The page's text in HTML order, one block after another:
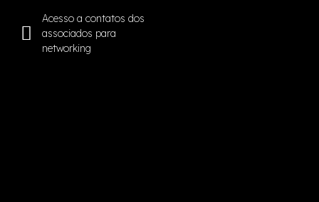
Acesso a contatos dos
associados para
networking